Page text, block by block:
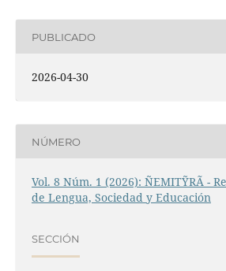
PUBLICADO
2026-04-30
NÚMERO
Vol. 8 Núm. 1 (2026): ÑEMITỸRÃ -
de Lengua, Sociedad y Educación
SECCIÓN